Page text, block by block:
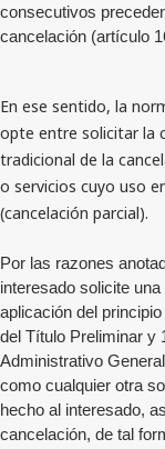
consecutivos
cancelación (artículo
En ese sentido, la
opte entre solicitar la
tradicional de la
o servicios cuyo uso
(cancelación parcial).
Por las razones
interesado solicite
aplicación del
del Título Preliminar y
Administrativo
como cualquier otra
hecho al interesado,
cancelación, de tal